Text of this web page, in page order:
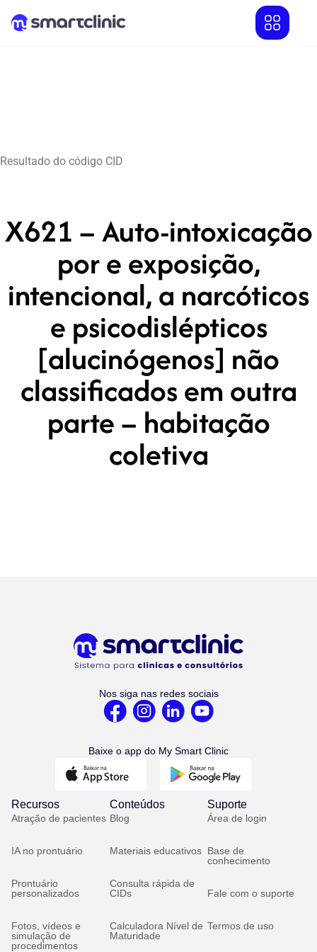
Resultado do código CID
X621 – Auto-intoxicação
por e exposição,
intencional, a narcóticos
e psicodislépticos
[alucinógenos] não
classificados em outra
parte – habitação
coletiva
Nos siga nas redes sociais
Baixe o app do My Smart Clinic
Recursos
Atração de pacientes
IA no prontuário
Prontuário
personalizados
Fotos, vídeos e
simulação de
procedimentos
Conteúdos
Blog
Materiais educativos
Consulta rápida de
CIDs
Calculadora Nível de
Maturidade
Suporte
Área de login
Base de
conhecimento
Fale com o suporte
Termos de uso